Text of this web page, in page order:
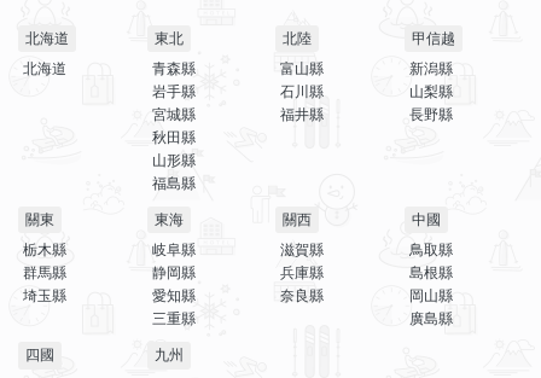
北海道
北海道
東北
青森縣
岩手縣
宮城縣
秋田縣
山形縣
福島縣
北陸
富山縣
石川縣
福井縣
甲信越
新潟縣
山梨縣
長野縣
關東
栃木縣
群馬縣
埼玉縣
東海
岐阜縣
静岡縣
愛知縣
三重縣
關西
滋賀縣
兵庫縣
奈良縣
中國
鳥取縣
島根縣
岡山縣
廣島縣
四國
九州